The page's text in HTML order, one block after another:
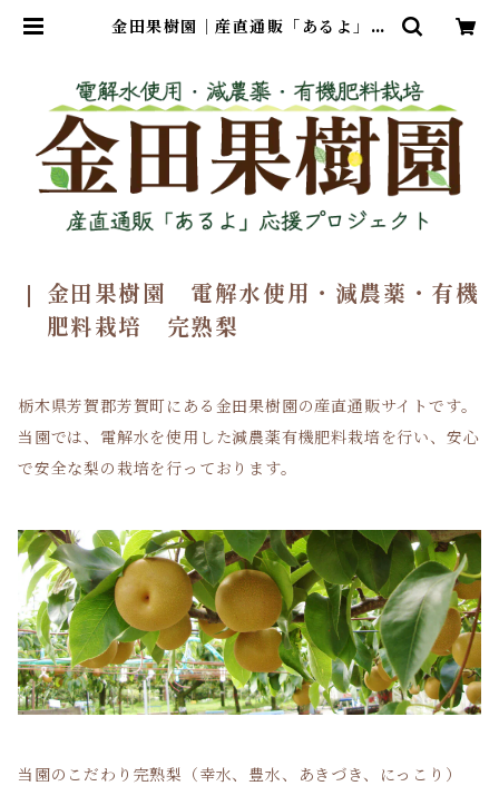
金田果樹園｜産直通販「あるよ」応
金田果樹園 電解水使用・減農薬・有機
肥料栽培 完熟梨
栃木県芳賀郡芳賀町にある金田果樹園の産直通販サイトです。
当園では、電解水を使用した減農薬有機肥料栽培を行い、安心
で安全な梨の栽培を行っております。
当園のこだわり完熟梨（幸水、豊水、あきづき、にっこり）